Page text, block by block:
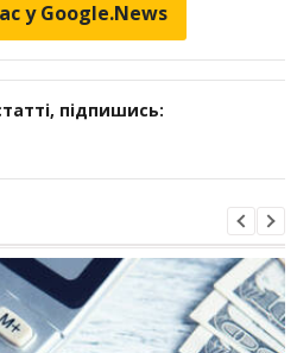
у Google.News
підпишись: